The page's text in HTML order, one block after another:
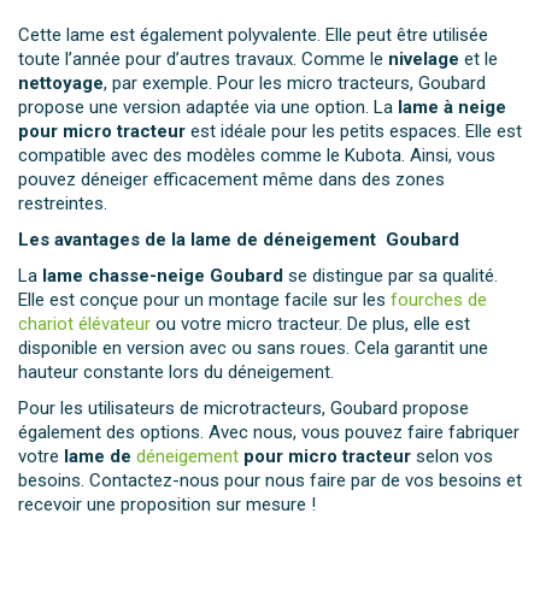
Cette lame est également polyvalente. Elle peut être utilisée
toute l’année pour d’autres travaux. Comme le nivelage et le
nettoyage, par exemple. Pour les micro tracteurs, Goubard
propose une version adaptée via une option. La lame à neige
pour micro tracteur est idéale pour les petits espaces. Elle est
compatible avec des modèles comme le Kubota. Ainsi, vous
pouvez déneiger efficacement même dans des zones
restreintes.
Les avantages de la lame de déneigement Goubard
La lame chasse-neige Goubard se distingue par sa qualité.
Elle est conçue pour un montage facile sur les fourches de
chariot élévateur ou votre micro tracteur. De plus, elle est
disponible en version avec ou sans roues. Cela garantit une
hauteur constante lors du déneigement.
Pour les utilisateurs de microtracteurs, Goubard propose
également des options. Avec nous, vous pouvez faire fabriquer
votre lame de déneigement pour micro tracteur selon vos
besoins. Contactez-nous pour nous faire par de vos besoins et
recevoir une proposition sur mesure !